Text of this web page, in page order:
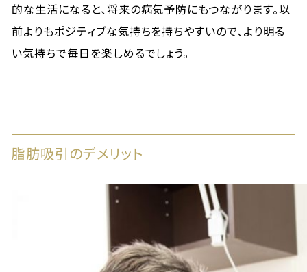
的な生活になると、将来の病気予防にもつながります。以
前よりもポジティブな気持ちを持ちやすいので、より明る
い気持ちで毎日を楽しめるでしょう。
脂肪吸引のデメリット